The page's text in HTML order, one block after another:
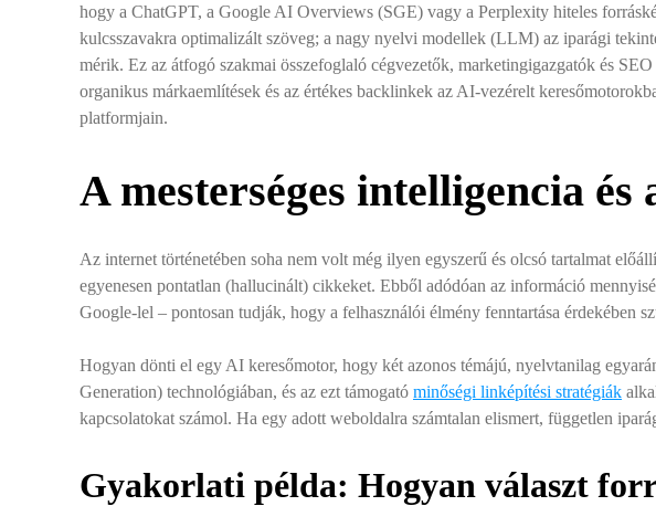
hogy a ChatGPT, a Google AI Overviews (SGE) vagy a Perplexity hiteles
kulcsszavakra optimalizált szöveg; a nagy nyelvi modellek (LLM) az iparági
mérik. Ez az átfogó szakmai összefoglaló cégvezetők, marketingigazgatók és
organikus márkaemlítések és az értékes backlinkek az AI-vezérelt
platformjain.
A mesterséges intelligencia és
Az internet történetében soha nem volt még ilyen egyszerű és olcsó tartalmat
egyenesen pontatlan (hallucinált) cikkeket. Ebből adódóan az információ
Google-lel – pontosan tudják, hogy a felhasználói élmény fenntartása érdekében
Hogyan dönti el egy AI keresőmotor, hogy két azonos témájú, nyelvtanilag
Generation) technológiában, és az ezt támogató minőségi linképítési stratégiák
kapcsolatokat számol. Ha egy adott weboldalra számtalan elismert, független
Gyakorlati példa: Hogyan választ